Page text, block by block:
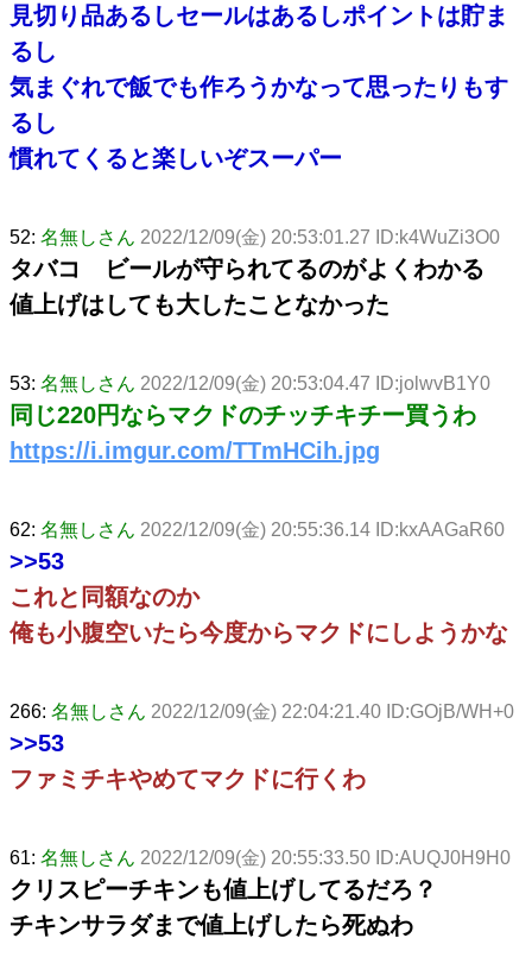
見切り品あるしセールはあるしポイントは貯ま
るし
気まぐれで飯でも作ろうかなって思ったりもす
るし
慣れてくると楽しいぞスーパー
52: 名無しさん 2022/12/09(金) 20:53:01.27 ID:k4WuZi3O0
タバコ ビールが守られてるのがよくわかる
値上げはしても大したことなかった
53: 名無しさん 2022/12/09(金) 20:53:04.47 ID:jolwvB1Y0
同じ220円ならマクドのチッチキチー買うわ
https://i.imgur.com/TTmHCih.jpg
62: 名無しさん 2022/12/09(金) 20:55:36.14 ID:kxAAGaR60
>>53
これと同額なのか
俺も小腹空いたら今度からマクドにしようかな
266: 名無しさん 2022/12/09(金) 22:04:21.40 ID:GOjB/WH+0
>>53
ファミチキやめてマクドに行くわ
61: 名無しさん 2022/12/09(金) 20:55:33.50 ID:AUQJ0H9H0
クリスピーチキンも値上げしてるだろ？
チキンサラダまで値上げしたら死ぬわ